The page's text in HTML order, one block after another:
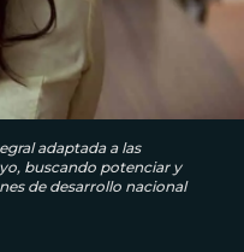
adaptada a las
buscando potenciar y
de desarrollo nacional